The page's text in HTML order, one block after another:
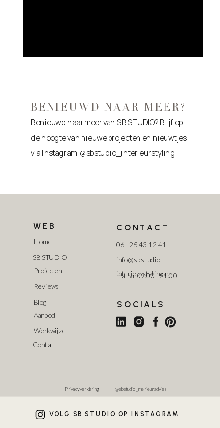
BENIEUWD NAAR MEER?
Benieuwd naar meer van SB STUDIO? Blijf op
de hoogte van nieuwe projecten en nieuwtjes
via Instagram @sbstudio_interieurstyling
VOLG SB STUDIO OP INSTAGRAM
Contact
CONTACT
SB STUDIO
Projecten
@sbstudio_interieuradvies
info@sbstudio-
interieurstyling.nl
Aanbod
Werkwijze
Reviews
Privacy verklaring
Home
WEB
SOCIALS
Blog
06 - 25 43 12 41
ma - vr 09:00 - 21:00